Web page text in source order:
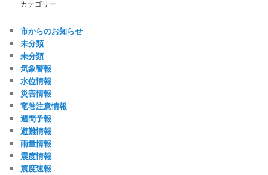
カテゴリー
市からのお知らせ
未分類
未分類
気象警報
水位情報
災害情報
竜巻注意情報
週間予報
避難情報
雨量情報
震度情報
震度速報